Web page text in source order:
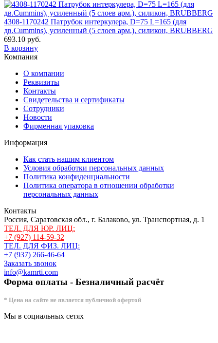
4308-1170242 Патрубок интеркулера, D=75 L=165 (для
дв.Cummins), усиленный (5 слоев арм.), силикон, BRUBBERG
693.10 руб.
В корзину
Компания
О компании
Реквизиты
Контакты
Свидетельства и сертификаты
Сотрудники
Новости
Фирменная упаковка
Информация
Как стать нашим клиентом
Условия обработки персональных данных
Политика конфиденциальности
Политика оператора в отношении обработки
персональных данных
Контакты
Россия, Саратовская обл., г. Балаково, ул. Транспортная, д. 1
ТЕЛ. ДЛЯ ЮР. ЛИЦ:
+7 (927) 114-59-32
ТЕЛ. ДЛЯ ФИЗ. ЛИЦ:
+7 (937) 266-46-64
Заказать звонок
info@kamrti.com
Форма оплаты - Безналичный расчёт
* Цена на сайте не является публичной офертой
Мы в социальных сетях